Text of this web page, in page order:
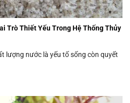
Trò Thiết Yếu Trong Hệ Thống Thủy
lượng nước là yếu tố sống còn quyết